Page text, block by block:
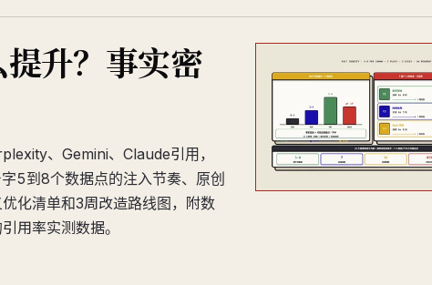
升？事实密
、Gemini、Claude引用，
5到8个数据点的注入节奏、原创
化清单和3周改造路线图，附数
用率实测数据。